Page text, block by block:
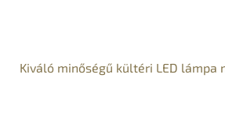
Kiváló minőségű kültéri LED lámpa